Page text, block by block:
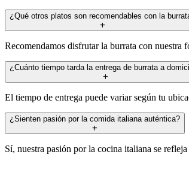
¿Qué otros platos son recomendables con la
Recomendamos disfrutar la burrata con nuestra
¿Cuánto tiempo tarda la entrega de burrata a
El tiempo de entrega puede variar según tu
¿Sienten pasión por la comida italiana auténtica?
Sí, nuestra pasión por la cocina italiana se